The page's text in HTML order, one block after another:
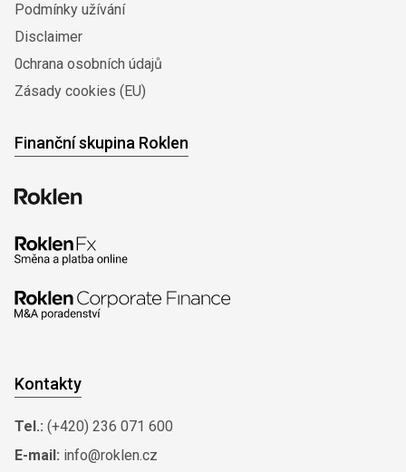
Podmínky užívání
Disclaimer
0chrana osobních údajů
Zásady cookies (EU)
Finanční skupina Roklen
Kontakty
Tel.: (+420) 236 071 600
E-mail: info@roklen.cz